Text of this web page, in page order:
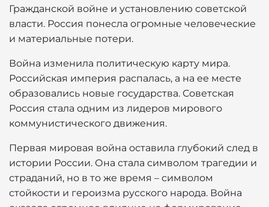
Гражданской войне и установлению советской
власти. Россия понесла огромные человеческие
и материальные потери.
Война изменила политическую карту мира.
Российская империя распалась, а на ее месте
образовались новые государства. Советская
Россия стала одним из лидеров мирового
коммунистического движения.
Первая мировая война оставила глубокий след в
истории России. Она стала символом трагедии и
страданий, но в то же время – символом
стойкости и героизма русского народа. Война